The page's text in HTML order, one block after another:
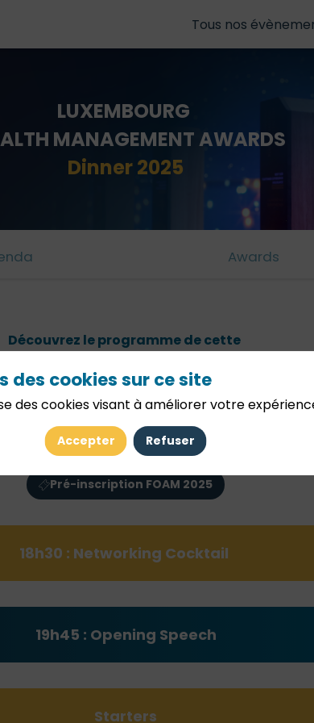
Tous nos
LUXEMBOURG
MANAGEMENT AWARDS
Dinner 2025
Awards
Découvrez le programme de cette
en journée lors de notre Family Offices &
inscrire !
Pré-inscription FOAM 2025
18h30 : Networking Cocktail
19h45 : Opening Speech
Starters
des cookies sur ce site
des cookies visant à améliorer votre
Accepter Refuser